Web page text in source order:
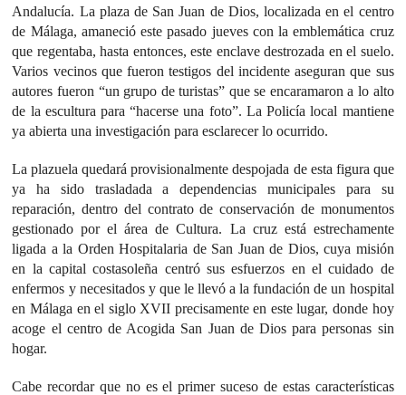
Andalucía. La plaza de San Juan de Dios, localizada en el centro
de Málaga, amaneció este pasado jueves con la emblemática cruz
que regentaba, hasta entonces, este enclave destrozada en el suelo.
Varios vecinos que fueron testigos del incidente aseguran que sus
autores fueron “un grupo de turistas” que se encaramaron a lo alto
de la escultura para “hacerse una foto”. La Policía local mantiene
ya abierta una investigación para esclarecer lo ocurrido.
La plazuela quedará provisionalmente despojada de esta figura que
ya ha sido trasladada a dependencias municipales para su
reparación, dentro del contrato de conservación de monumentos
gestionado por el área de Cultura. La cruz está estrechamente
ligada a la Orden Hospitalaria de San Juan de Dios, cuya misión
en la capital costasoleña centró sus esfuerzos en el cuidado de
enfermos y necesitados y que le llevó a la fundación de un hospital
en Málaga en el siglo XVII precisamente en este lugar, donde hoy
acoge el centro de Acogida San Juan de Dios para personas sin
hogar.
Cabe recordar que no es el primer suceso de estas características